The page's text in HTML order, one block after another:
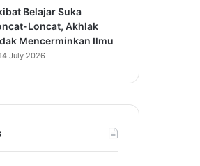
Belajar Suka
Loncat, Akhlak
Mencerminkan Ilmu
July 2026